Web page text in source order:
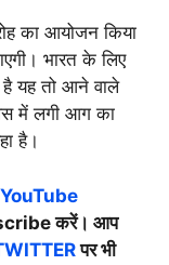
का आयोजन किया
भारत के लिए
यह तो आने वाले
में लगी आग का
है।
YouTube
करें। आप
पर भी